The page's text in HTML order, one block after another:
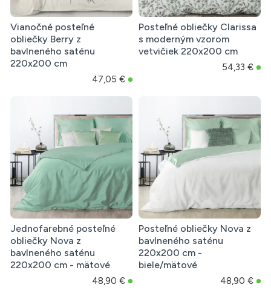
Vianočné posteľné
obliečky Berry z
bavlneného saténu
220x200 cm
47,05 €
Posteľné obliečky Clarissa
s moderným vzorom
vetvičiek 220x200 cm
54,33 €
Jednofarebné posteľné
obliečky Nova z
bavlneného saténu
220x200 cm - mätové
48,90 €
Posteľné obliečky Nova z
bavlneného saténu
220x200 cm -
biele/mätové
48,90 €